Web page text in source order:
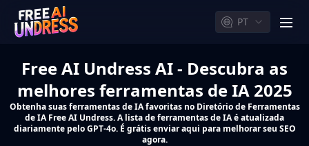
PT
Free AI Undress AI - Descubra as
melhores ferramentas de IA 2025
Obtenha suas ferramentas de IA favoritas no Diretório de Ferramentas
de IA Free AI Undress. A lista de ferramentas de IA é atualizada
diariamente pelo GPT-4o. É grátis enviar aqui para melhorar seu SEO
agora.